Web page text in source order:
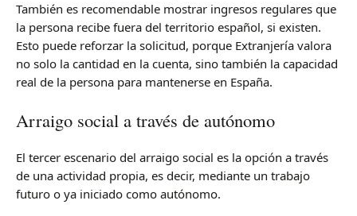
También es recomendable mostrar ingresos regulares que
la persona recibe fuera del territorio español, si existen.
Esto puede reforzar la solicitud, porque Extranjería valora
no solo la cantidad en la cuenta, sino también la capacidad
real de la persona para mantenerse en España.
Arraigo social a través de autónomo
El tercer escenario del arraigo social es la opción a través
de una actividad propia, es decir, mediante un trabajo
futuro o ya iniciado como autónomo.